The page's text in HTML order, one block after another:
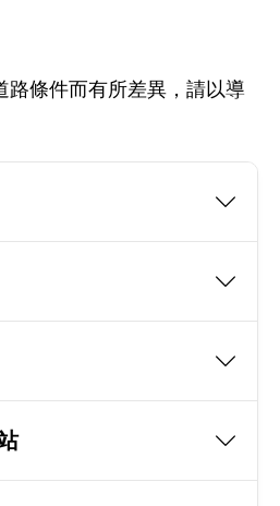
路條件而有所差異，請以導